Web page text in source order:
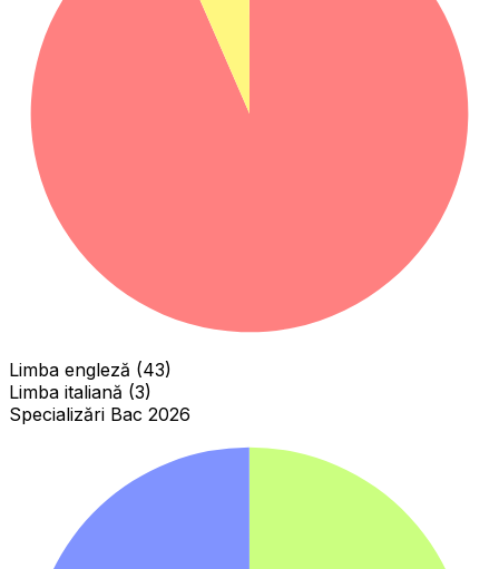
Limba engleză (43)
Limba italiană (3)
Specializări Bac 2026